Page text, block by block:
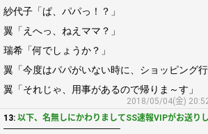
紗代子「ぱ、パパっ！？」
翼「えへっ、ねえママ？」
瑞希「何でしょうか？」
翼「今度はパパがいない時に、ショッピング行
翼「それじゃ、用事があるので帰りま～す」
2018/05/04(金)
13: 以下、名無しにかわりましてSS速報VIPがお送り
――――――――――――